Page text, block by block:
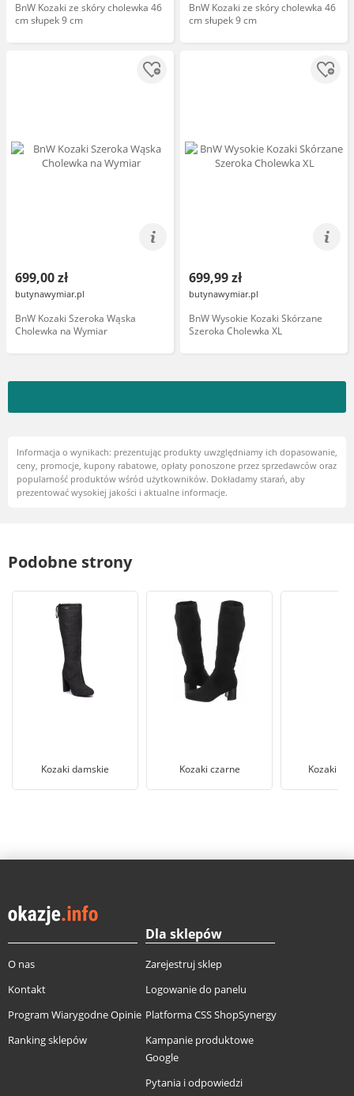
BnW Kozaki ze skóry cholewka 46
cm słupek 9 cm
BnW Kozaki ze skóry cholewka 46
cm słupek 9 cm
699,00 zł
butynawymiar.pl
BnW Kozaki Szeroka Wąska
Cholewka na Wymiar
699,99 zł
butynawymiar.pl
BnW Wysokie Kozaki Skórzane
Szeroka Cholewka XL
Informacja o wynikach: prezentując produkty uwzględniamy ich dopasowanie,
ceny, promocje, kupony rabatowe, opłaty ponoszone przez sprzedawców oraz
popularność produktów wśród użytkowników. Dokładamy starań, aby
prezentować wysokiej jakości i aktualne informacje.
Podobne strony
Kozaki damskie Kozaki czarne Kozaki
O nas
Kontakt
Program Wiarygodne Opinie
Ranking sklepów
Dla sklepów
Zarejestruj sklep
Logowanie do panelu
Platforma CSS ShopSynergy
Kampanie produktowe
Google
Pytania i odpowiedzi